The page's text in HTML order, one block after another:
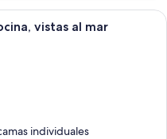
mujer parada en un balcón con
vistas al mar
individuales